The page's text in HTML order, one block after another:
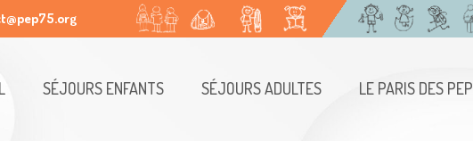
SÉJOURS ENFANTS SÉJOURS ADULTES LE PARIS DES PEP